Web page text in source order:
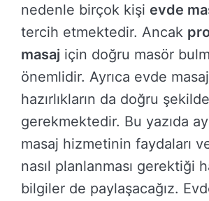
nedenle birçok kişi evde
tercih etmektedir. Ancak
masaj için doğru masör
önemlidir. Ayrıca evde
hazırlıkların da doğru
gerekmektedir. Bu yazıda
masaj hizmetinin faydaları
nasıl planlanması gerektiği
bilgiler de paylaşacağız.